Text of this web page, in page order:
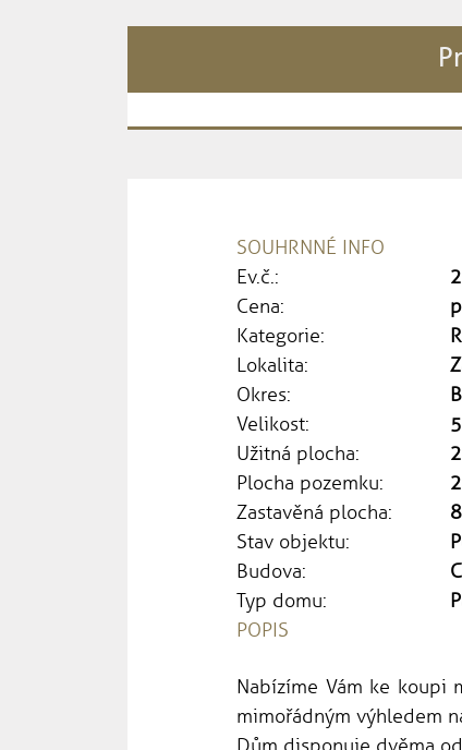
SOUHRNNÉ INFO
Ev.č.:
Cena:
Kategorie:
Lokalita:
Okres:
Velikost:
Užitná plocha:
Plocha pozemku:
Zastavěná plocha:
Stav objektu:
Budova:
Typ domu:
POPIS
Nabízíme Vám ke koupi
mimořádným výhledem
Dům disponuje dvěma